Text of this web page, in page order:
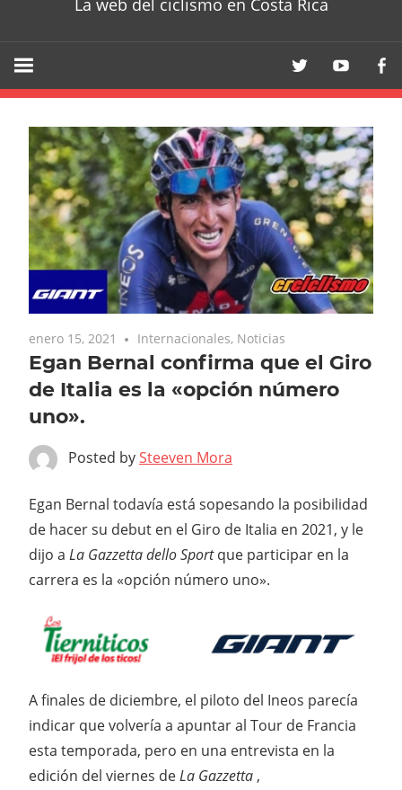
La web del ciclismo en Costa Rica
enero 15, 2021 Internacionales, Noticias
Egan Bernal confirma que el Giro
de Italia es la «opción número
uno».
Posted bySteeven Mora
Egan Bernal todavía está sopesando la posibilidad
de hacer su debut en el Giro de Italia en 2021, y le
dijo a La Gazzetta dello Sportque participar en la
carrera es la «opción número uno».
A finales de diciembre, el piloto del Ineos parecía
indicar que volvería a apuntar al Tour de Francia
esta temporada, pero en una entrevista en la
edición del viernes deLa Gazzetta,